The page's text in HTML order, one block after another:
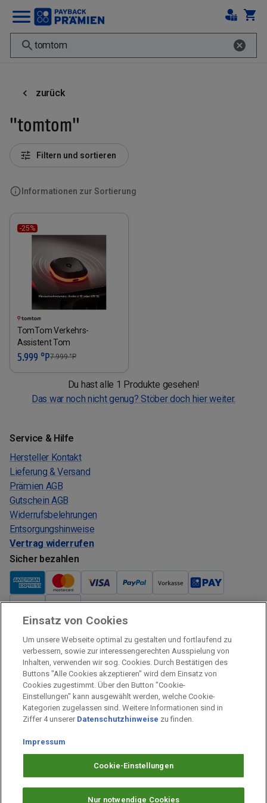
zurück
"tomtom"
Informationen zur Sortierung
Filtern und sortieren
-25%
TomTom Verkehrs-
Assistent Tom
5.999 °P7.999°P
Du hast alle 1 Produkte gesehen!
Das war noch nicht genug? Stöber doch hier weiter.
Service & Hilfe
Hersteller Kontakt
Lieferung & Versand
Prämien AGB
Gutschein AGB
Widerrufsbelehrungen
Entsorgungshinweise
Vertrag widerrufen
Sicher bezahlen
Verkauf und Versand
Kostenloser Versand:
Verkauf und Versand durch:
Verkauf Gutscheine durch:
Sicher einkaufen
Prämien Impressum
Prämien Datenschutz
Einsatz von Cookies
Um unsere Webseite optimal zu gestalten und fortlaufend zu
verbessern, sowie zur interessengerechten Ausspielung von
Inhalten, verwenden wir sog. Cookies. Durch Bestätigen des
Buttons "Alle Cookies akzeptieren" wird dem Einsatz von
Cookies zugestimmt. Über den Button "Cookie-
Einstellungen" kann ausgewählt werden, welche Cookie-
Kategorien zugelassen sind. Weitere Informationen sind in
Ziffer 4 unserer Datenschutzhinweise zu finden.
Impressum
Cookie-Einstellungen
Nur notwendige Cookies